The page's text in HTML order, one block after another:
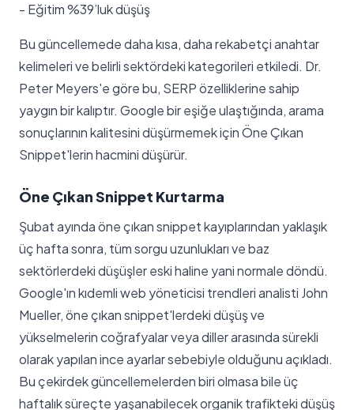
- Eğitim %39’luk düşüş
Bu güncellemede daha kısa, daha rekabetçi anahtar
kelimeleri ve belirli sektördeki kategorileri etkiledi. Dr.
Peter Meyers'e göre bu, SERP özelliklerine sahip
yaygın bir kalıptır. Google bir eşiğe ulaştığında, arama
sonuçlarının kalitesini düşürmemek için Öne Çıkan
Snippet'lerin hacmini düşürür.
Öne Çıkan Snippet Kurtarma
Şubat ayında öne çıkan snippet kayıplarından yaklaşık
üç hafta sonra, tüm sorgu uzunlukları ve baz
sektörlerdeki düşüşler eski haline yani normale döndü.
Google'ın kıdemli web yöneticisi trendleri analisti John
Mueller, öne çıkan snippet'lerdeki düşüş ve
yükselmelerin coğrafyalar veya diller arasında sürekli
olarak yapılan ince ayarlar sebebiyle olduğunu açıkladı.
Bu çekirdek güncellemelerden biri olmasa bile üç
haftalık süreçte yaşanabilecek organik trafikteki düşüş